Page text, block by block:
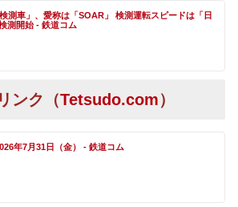
測車」、愛称は「SOAR」 検測運転スピードは「日
測開始 - 鉄道コム
ンク（Tetsudo.com）
年7月31日（金） - 鉄道コム